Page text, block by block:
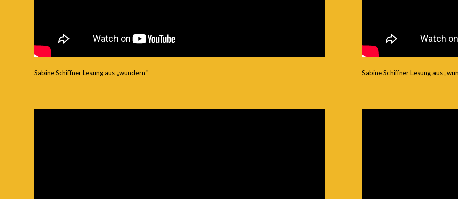
Sabine Schiffner Lesung aus „wundern“ Sabine Schiffner Lesung aus